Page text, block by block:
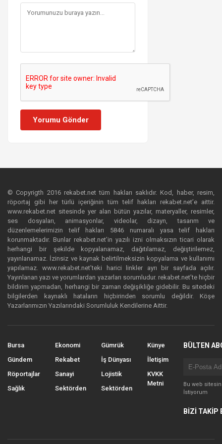
Yorumu Gönder
© Copyrigth 2016 rekabet.net tüm hakları saklıdır. Kod, haber, resim,
röportaj gibi her türlü içeriğinin tüm telif hakları rekabet.net’e aittir.
www.rekabet.net sitesinde yer alan bütün yazılar, materyaller, resimler,
ses dosyaları, animasyonlar, videolar, dizayn, tasarım ve
düzenlemelerimizin telif hakları 5846 numaralı yasa telif hakları
korunmaktadır. Bunlar rekabet.net’in yazılı izni olmaksızın ticari olarak
herhangi bir şekilde kopyalanamaz, dağıtılamaz, değiştirilemez,
yayınlanamaz. İzinsiz ve kaynak belirtilmeksizin kopyalama ve kullanımı
yapılamaz. www.rekabet.net’teki harici linkler ayrı bir sayfada açılır.
Yayınlanan yazı ve yorumlardan yazarları sorumludur. rekabet.net’te hiçbir
bildirim yapmadan, herhangi bir zaman değişikliğe gidebilir. Bu sitedeki
bilgilerden kaynaklı hataların hiçbirinden sorumlu değildir. Köşe
Yazarlarımızın Yazılarındaki Sorumluluk Kendilerine Aittir.
Bursa
Gündem
Röportajlar
Sağlık
Ekonomi
Rekabet
Sanayi
Sektörden
Gümrük
İş Dünyası
Lojistik
Sektörden
Künye
İletişim
KVKK
Metni
BÜLTEN
Bu web
İstiyorum
BİZİ TAKİP